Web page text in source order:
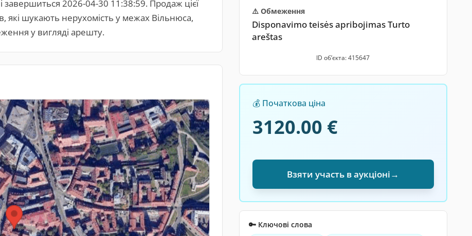
2026-04-30 11:38:59. Продаж цієї
які шукають нерухомість у межах Вільнюса,
у вигляді арешту.
⚠️ Обмеження
Disponavimo teisės apribojimas Turto
areštas
ID обʼєкта: 415647
💰 Початкова ціна
3120.00 €
Взяти участь в аукціоні→
🔑 Ключові слова